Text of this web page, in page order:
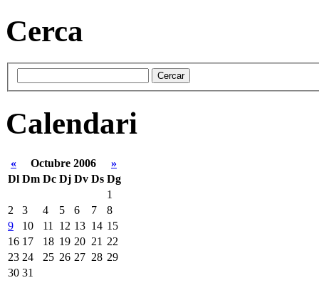
Cerca
Calendari
« Octubre 2006
»
Dl Dm Dc Dj Dv Ds Dg
1
2
3 4 5 6 7
8
9
10 11 12 13 14 15
16 17 18 19 20 21 22
23 24 25 26 27 28 29
30 31